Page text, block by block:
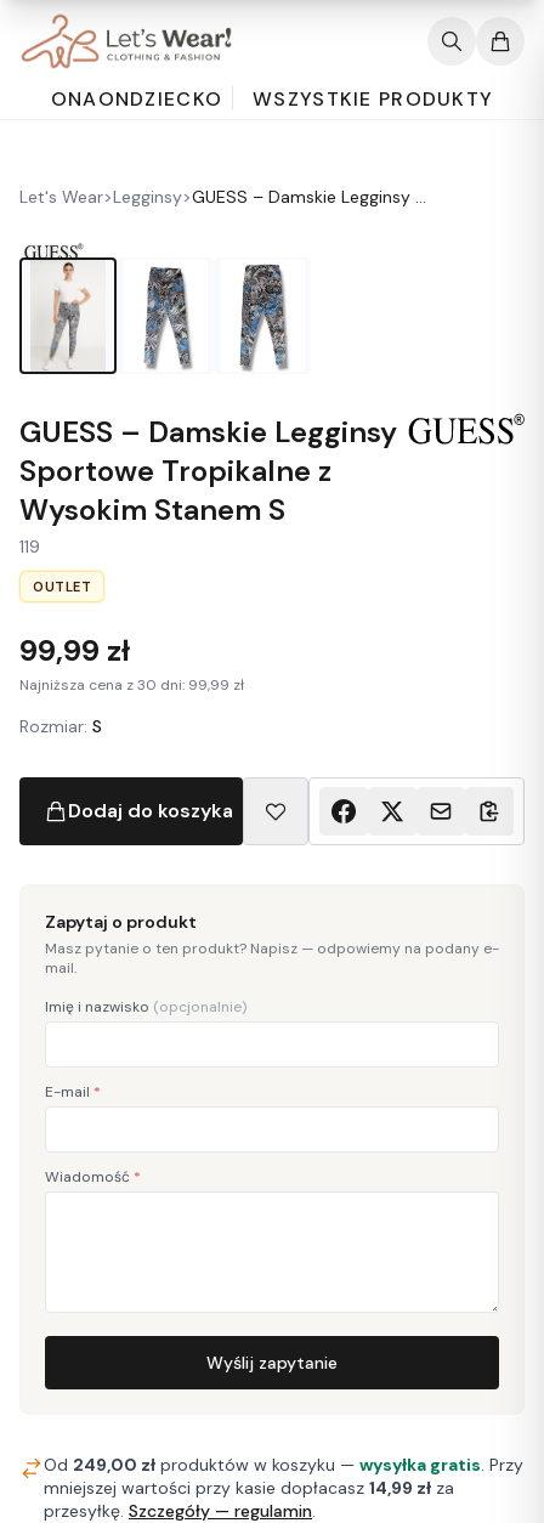
ONAONDZIECKO WSZYSTKIE PRODUKTY
Let's Wear>Legginsy> GUESS – Damskie Legginsy Sportowe Tropikalne z Wysokim Stanem S
GUESS – Damskie Legginsy
Sportowe Tropikalne z
Wysokim Stanem S
119
OUTLET
99,99 zł
Najniższa cena z 30 dni: 99,99 zł
Rozmiar: S
Dodaj do koszyka
Zapytaj o produkt
Masz pytanie o ten produkt? Napisz — odpowiemy na podany e-
mail.
Imię i nazwisko (opcjonalnie)
E-mail *
Wiadomość *
Wyślij zapytanie
Od 249,00 zł produktów w koszyku — wysyłka gratis. Przy
mniejszej wartości przy kasie dopłacasz 14,99 zł za
przesyłkę. Szczegóły — regulamin.